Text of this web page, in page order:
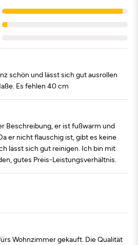
schön und lässt sich gut ausrollen
Es fehlen 40 cm
Beschreibung, er ist fußwarm und
er nicht flauschig ist, gibt es keine
lässt sich gut reinigen. Ich bin mit
gutes Preis-Leistungsverhältnis.
Wohnzimmer gekauft. Die Qualität